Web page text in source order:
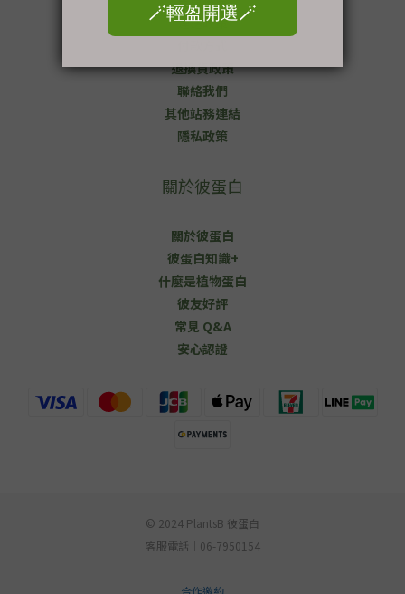
運送政策
退換貨政策
聯絡我們
其他站務連結
隱私政策
關於彼蛋白
關於彼蛋白
彼蛋白知識+
什麼是植物蛋白
彼友好評
常見 Q&A
安心認證
© 2024 PlantsB 彼蛋白
客服電話｜06-7950154
合作邀約